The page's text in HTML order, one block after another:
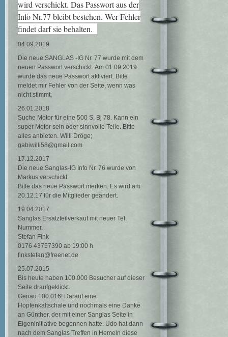
wird verschickt. Das Passwort aus der
Info Nr.77 bleibt bestehen. Wer Fehler
findet darf sie behalten.
04.09.2019
Die neue SANGLAS -IG Nr. 77 wurde mit dem
neuen Passwort verschickt. Am 01.09.2019
wurde das neue Passwort aktiviert. Bitte
meldet mir Fehler von der Seite, wenn was
nicht stimmt.
26.01.2018
Suche Motor für eine 500 S, Bj 78. Kann ein
super Motor sein oder sinnvolle Teile. Bitte
alles anbieten. Willi Dröge;
gabiwilli58@gmail.com
17.12.2017
Die neue Sanglas-IG Info Nr. 76 wurde von
Markus verschickt.
Bitte das neue Passwort merken. Es wird am
20.12.17 für die Mitglieder geändert.
19.04.2017
Sanglas Ersatzteilverkauf mit neuer Tel.
Nummer.
Stefan Fink
0176 43757390 ab 19:00 h
finkstefan@freenet.de
25.07.2015
Bis heute haben 100.000 Besucher auf dieser
Seite draufgeklickt.
Genau 100.016! Darauf eine
Hopfenkaltschale und nochmals eine Danke
an Günther, der mit einer Sanglas Seite in
Eigeninitiative begonnen hatte. Udo hat dann
nach dem Sanglas Treffen in Hemeln diese